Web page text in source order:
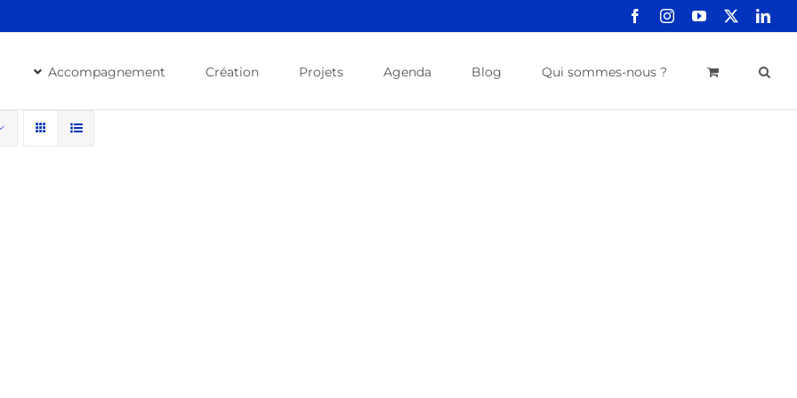
FacebookInstagramYouTube
Accompagnement Création Projets Agenda Blog Qui sommes-nous ?